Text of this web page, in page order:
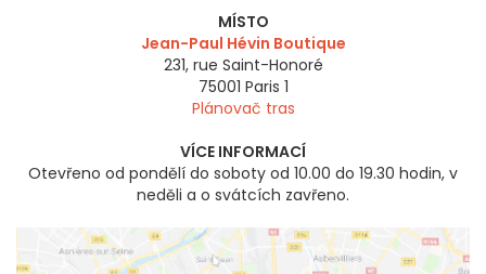
MÍSTO
Jean-Paul Hévin Boutique
231, rue Saint-Honoré
75001 Paris 1
Plánovač tras
VÍCE INFORMACÍ
Otevřeno od pondělí do soboty od 10.00 do 19.30 hodin, v
neděli a o svátcích zavřeno.